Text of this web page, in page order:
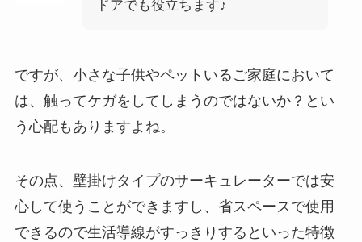
ドアでも役立ちます♪
ですが、小さな子供やペットいるご家庭において
は、触ってケガをしてしまうのではないか？とい
う心配もありますよね。
その点、壁掛けタイプのサーキュレーターでは安
心して使うことができますし、省スペースで使用
できるので生活導線がすっきりするといった特徴